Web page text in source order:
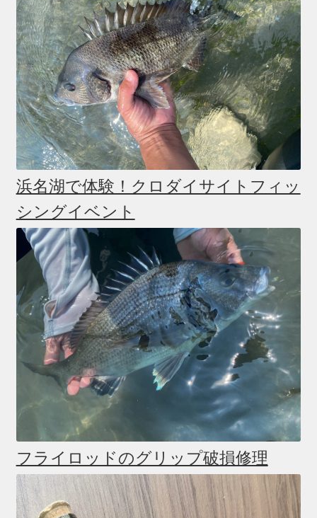
浜名湖で体験！クロダイサイトフィッ
シングイベント
フライロッドのグリップ破損修理